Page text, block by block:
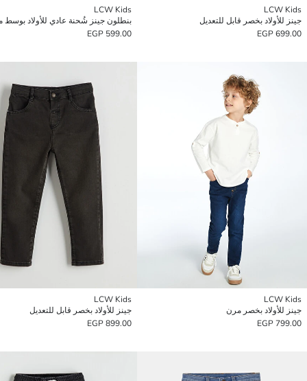
LCW Kids
جينز للأولاد بخصر قابل للتعديل
699.00 EGP
LCW Kids
بنطلون جينز شُحنة عادي للأولاد
599.00 EGP
LCW Kids
جينز للأولاد بخصر مرن
799.00 EGP
LCW Kids
جينز للأولاد بخصر قابل للتعديل
899.00 EGP